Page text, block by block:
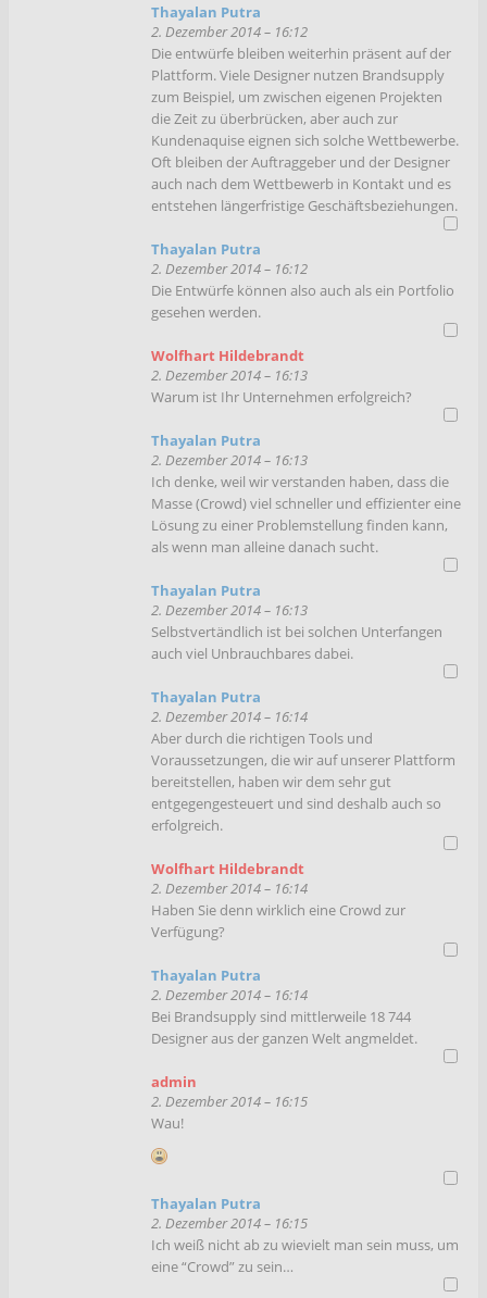
Thayalan Putra
2. Dezember 2014 – 16:12
Die entwürfe bleiben weiterhin präsent auf der
Plattform. Viele Designer nutzen Brandsupply
zum Beispiel, um zwischen eigenen Projekten
die Zeit zu überbrücken, aber auch zur
Kundenaquise eignen sich solche Wettbewerbe.
Oft bleiben der Auftraggeber und der Designer
auch nach dem Wettbewerb in Kontakt und es
entstehen längerfristige Geschäftsbeziehungen.
Thayalan Putra
2. Dezember 2014 – 16:12
Die Entwürfe können also auch als ein Portfolio
gesehen werden.
Wolfhart Hildebrandt
2. Dezember 2014 – 16:13
Warum ist Ihr Unternehmen erfolgreich?
Thayalan Putra
2. Dezember 2014 – 16:13
Ich denke, weil wir verstanden haben, dass die
Masse (Crowd) viel schneller und effizienter eine
Lösung zu einer Problemstellung finden kann,
als wenn man alleine danach sucht.
Thayalan Putra
2. Dezember 2014 – 16:13
Selbstvertändlich ist bei solchen Unterfangen
auch viel Unbrauchbares dabei.
Thayalan Putra
2. Dezember 2014 – 16:14
Aber durch die richtigen Tools und
Voraussetzungen, die wir auf unserer Plattform
bereitstellen, haben wir dem sehr gut
entgegengesteuert und sind deshalb auch so
erfolgreich.
Wolfhart Hildebrandt
2. Dezember 2014 – 16:14
Haben Sie denn wirklich eine Crowd zur
Verfügung?
Thayalan Putra
2. Dezember 2014 – 16:14
Bei Brandsupply sind mittlerweile 18 744
Designer aus der ganzen Welt angmeldet.
admin
2. Dezember 2014 – 16:15
Wau!
Thayalan Putra
2. Dezember 2014 – 16:15
Ich weiß nicht ab zu wievielt man sein muss, um
eine “Crowd” zu sein…